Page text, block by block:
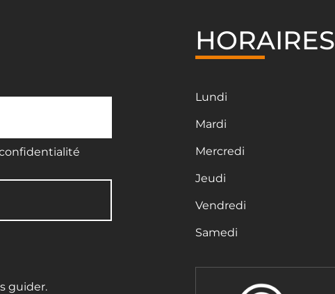
guider.
HORAIRES
Lundi
Mardi
Mercredi
Jeudi
Vendredi
Samedi